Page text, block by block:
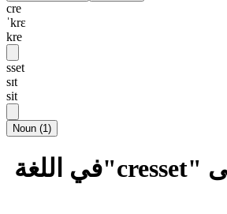
cre
ˈkrɛ
kre
sset
sɪt
sit
Noun (1)
تعريف ومعنى "cresset"في اللغة